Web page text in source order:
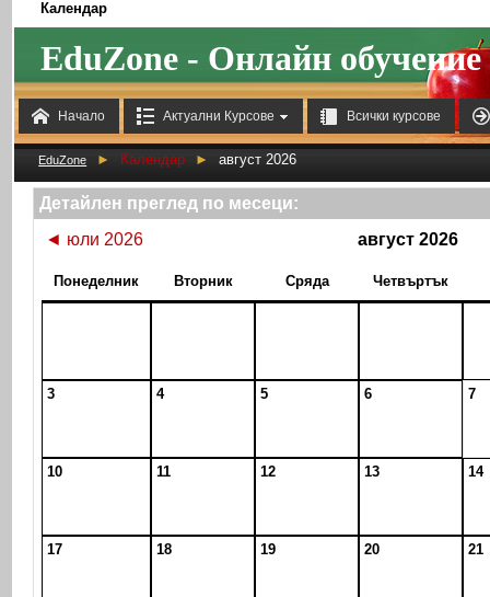
 Начало  Актуални Курсове  Всички курсове 
Календар
EduZone - Онлайн обучение
EduZone ► Календар ► август 2026
Детайлен преглед по месеци:
◄ юли 2026 август 2026
Понеделник Вторник Сряда Четвъртък
3 4 5 6 7
10 11 12 13 14
17 18 19 20 21